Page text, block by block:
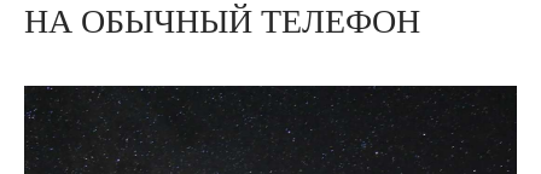
НА ОБЫЧНЫЙ ТЕЛЕФОН